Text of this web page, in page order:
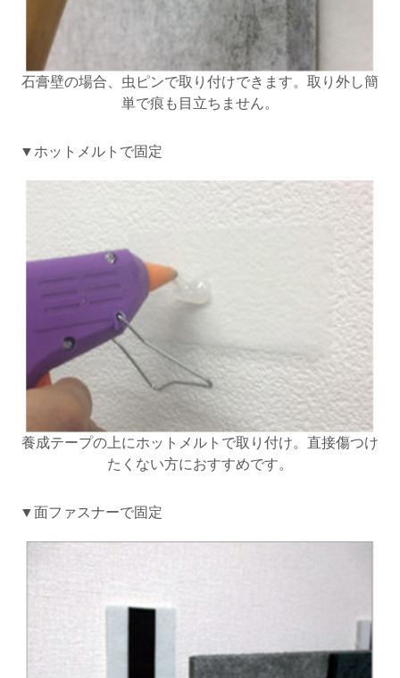
石膏壁の場合、虫ピンで取り付けできます。取り外し簡
単で痕も目立ちません。
▼ホットメルトで固定
養成テープの上にホットメルトで取り付け。直接傷つけ
たくない方におすすめです。
▼面ファスナーで固定